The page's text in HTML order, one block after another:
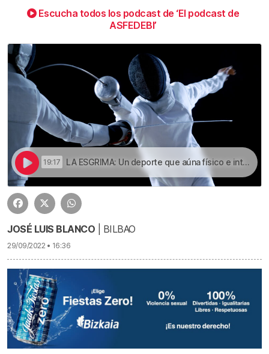
Escucha todos los podcast de ‘El podcast de
ASFEDEBI’
19:17 LA ESGRIMA: Un deporte que aúna físico e inteligencia | LA ESGRIMA: Un deporte que aúna físico e inteligencia
JOSÉ LUIS BLANCO | BILBAO
29/09/2022 • 16:36